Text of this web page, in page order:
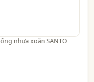
ống nhựa xoắn SANTO